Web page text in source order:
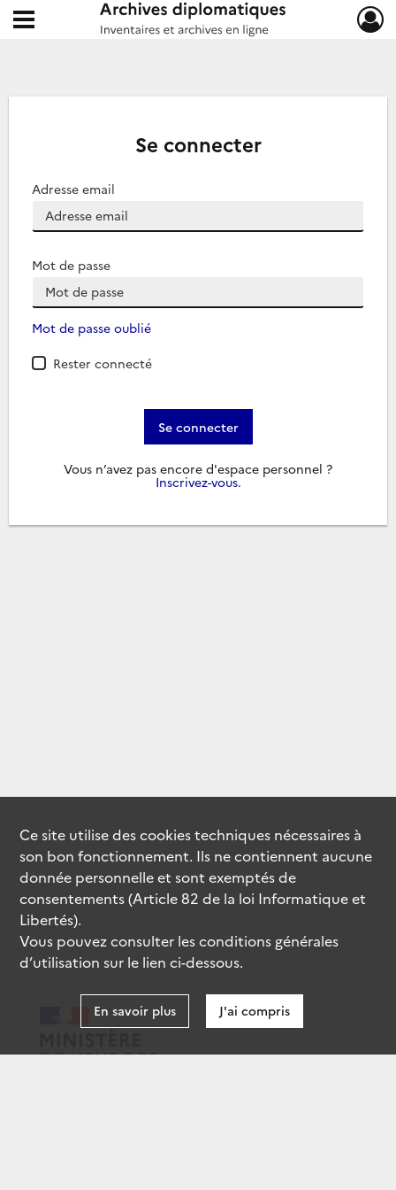
Archives diplomatiques
Ouvrir le menu déroulant
Se connecter
Adresse email
Mot de passe
Mot de passe oublié
Rester connecté
Se connecter
Vous n’avez pas encore d'espace personnel ?
Inscrivez-vous.
Ce site utilise descookiestechniques nécessaires à
son bon fonctionnement. Ils ne contiennent aucune
donnée personnelle et sont exemptés de
consentements (Article 82 de la loi Informatique et
Libertés).
Vous pouvez consulter les conditions générales
d’utilisation sur le lien ci-dessous.
En savoir plus J'ai compris